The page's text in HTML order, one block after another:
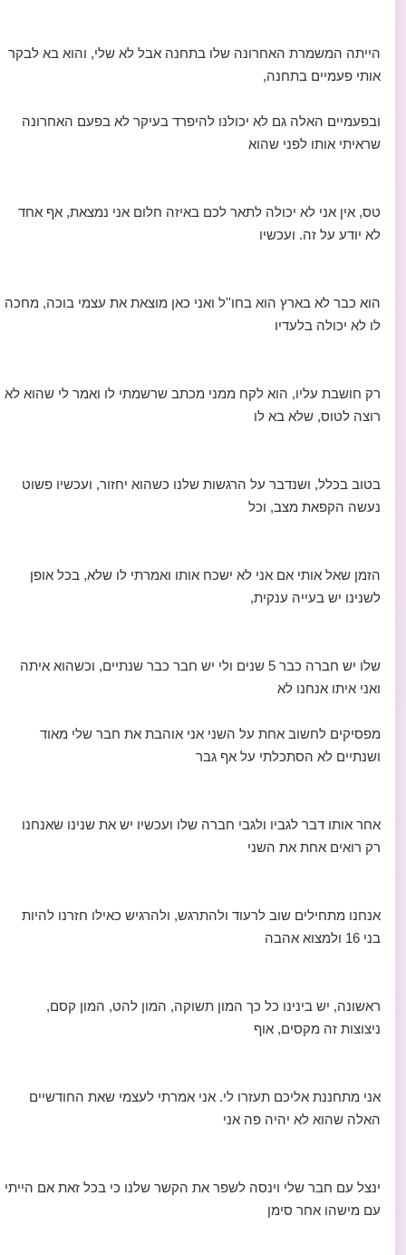
הייתה המשמרת האחרונה שלו בתחנה אבל לא שלי, והוא בא לבקר
אותי פעמיים בתחנה,
ובפעמיים האלה גם לא יכולנו להיפרד בעיקר לא בפעם האחרונה
שראיתי אותו לפני שהוא
טס, אין אני לא יכולה לתאר לכם באיזה חלום אני נמצאת, אף אחד
לא יודע על זה. ועכשיו
הוא כבר לא בארץ הוא בחו''ל ואני כאן מוצאת את עצמי בוכה, מחכה
לו לא יכולה בלעדיו
רק חושבת עליו, הוא לקח ממני מכתב שרשמתי לו ואמר לי שהוא לא
רוצה לטוס, שלא בא לו
בטוב בכלל, ושנדבר על הרגשות שלנו כשהוא יחזור, ועכשיו פשוט
נעשה הקפאת מצב, וכל
הזמן שאל אותי אם אני לא ישכח אותו ואמרתי לו שלא, בכל אופן
לשנינו יש בעייה ענקית,
שלו יש חברה כבר 5 שנים ולי יש חבר כבר שנתיים, וכשהוא איתה
ואני איתו אנחנו לא
מפסיקים לחשוב אחת על השני אני אוהבת את חבר שלי מאוד
ושנתיים לא הסתכלתי על אף גבר
אחר אותו דבר לגביו ולגבי חברה שלו ועכשיו יש את שנינו שאנחנו
רק רואים אחת את השני
אנחנו מתחילים שוב לרעוד ולהתרגש, ולהרגיש כאילו חזרנו להיות
בני 16 ולמצוא אהבה
ראשונה, יש בינינו כל כך המון תשוקה, המון להט, המון קסם,
ניצוצות זה מקסים, אוף
אני מתחננת אליכם תעזרו לי. אני אמרתי לעצמי שאת החודשיים
האלה שהוא לא יהיה פה אני
ינצל עם חבר שלי וינסה לשפר את הקשר שלנו כי בכל זאת אם הייתי
עם מישהו אחר סימן